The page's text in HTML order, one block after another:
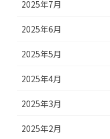
2025年7月
2025年6月
2025年5月
2025年4月
2025年3月
2025年2月